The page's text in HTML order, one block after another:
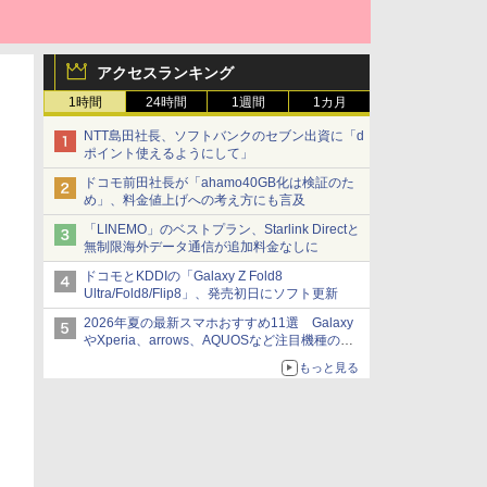
アクセスランキング
1時間 24時間 1週間 1カ月
NTT島田社長、ソフトバンクのセブン出資に「d
ポイント使えるようにして」
ドコモ前田社長が「ahamo40GB化は検証のた
め」、料金値上げへの考え方にも言及
「LINEMO」のベストプラン、Starlink Directと
無制限海外データ通信が追加料金なしに
ドコモとKDDIの「Galaxy Z Fold8
Ultra/Fold8/Flip8」、発売初日にソフト更新
2026年夏の最新スマホおすすめ11選 Galaxy
やXperia、arrows、AQUOSなど注目機種の特
もっと見る